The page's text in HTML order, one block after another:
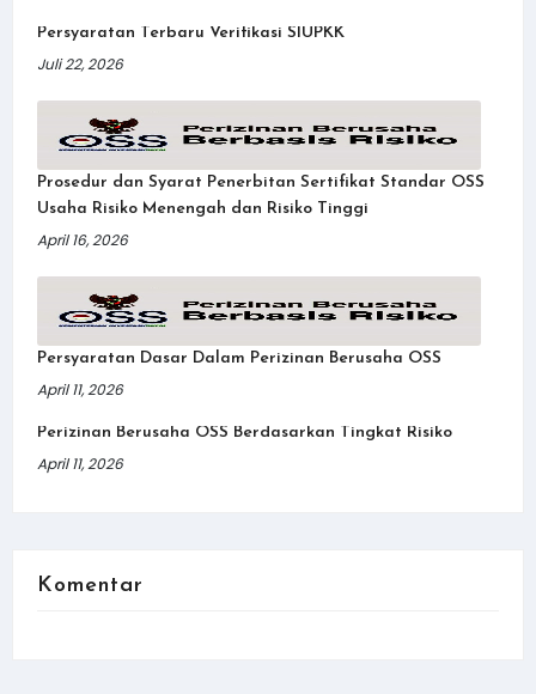
Persyaratan Terbaru Verifikasi SIUPKK
Juli 22, 2026
Prosedur dan Syarat Penerbitan Sertifikat Standar OSS
Usaha Risiko Menengah dan Risiko Tinggi
April 16, 2026
Persyaratan Dasar Dalam Perizinan Berusaha OSS
April 11, 2026
Perizinan Berusaha OSS Berdasarkan Tingkat Risiko
April 11, 2026
Komentar